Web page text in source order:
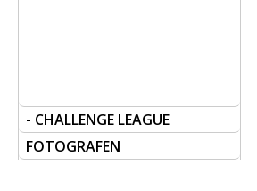
- CHALLENGE LEAGUE
FOTOGRAFEN